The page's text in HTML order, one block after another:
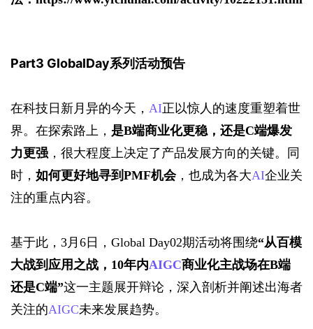
Part3 GlobalDay系列活动预告
在科技日新月异的今天， AI正以惊人的速度重塑着世
界。在探索路上， 是B端商业化更稳，还是C端爆发
力更强 ，很大程度上决定了产品发展方向的关键。同
时， 如何更好地寻到PMF机会，也成为各大AI企业关
注的重点内容。
基于此，3月6日，Global Day02期活动将围绕“从百模
大战到应用之战，10年内AIGC商业化主战场在B端
还是C端”这一主题展开辩论，深入剖析并阐述出海者
关注的AIGC未来发展趋势。